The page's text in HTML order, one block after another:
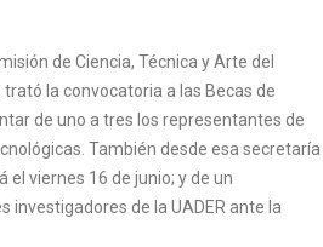
de Ciencia, Técnica y Arte del
la convocatoria a las Becas de
de uno a tres los representantes de
También desde esa secretaría
viernes 16 de junio; y de un
investigadores de la UADER ante la